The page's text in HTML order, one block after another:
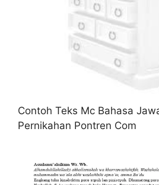
Contoh Teks Mc Bahasa
Pernikahan Pontren Com